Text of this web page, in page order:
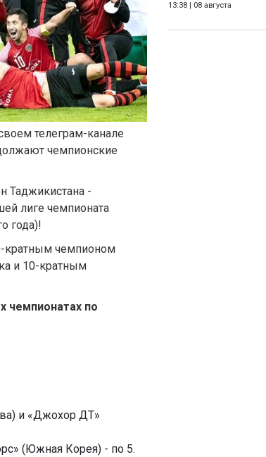
13:38 08 августа
телеграм-канале
чемпионские
Таджикистана -
лиге чемпионата
года)!
кратным чемпионом
и 10-кратным
чемпионатах по
и «Джохор ДТ»
(Южная Корея) - по 5.